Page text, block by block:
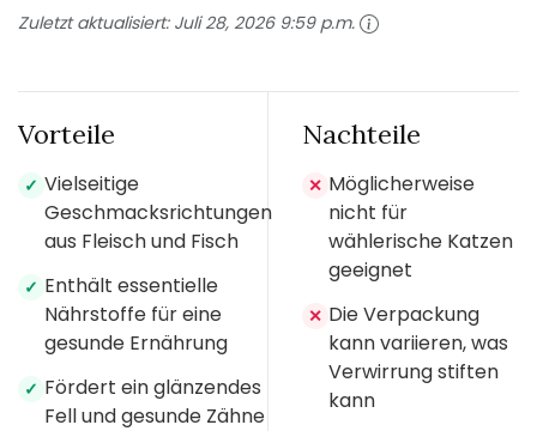
Zuletzt aktualisiert: Juli 28, 2026 9:59 p.m.
Vorteile
✓ Vielseitige
Geschmacksrichtungen
aus Fleisch und Fisch
✓ Enthält essentielle
Nährstoffe für eine
gesunde Ernährung
✓ Fördert ein glänzendes
Fell und gesunde Zähne
Nachteile
✕ Möglicherweise
nicht für
wählerische Katzen
geeignet
✕ Die Verpackung
kann variieren, was
Verwirrung stiften
kann